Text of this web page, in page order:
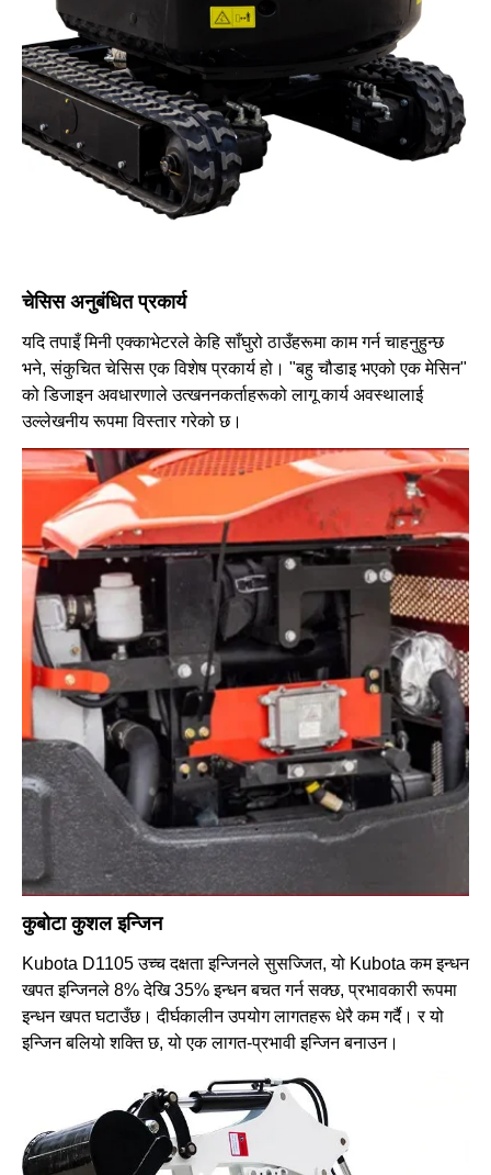
चेसिस अनुबंधित प्रकार्य
यदि तपाइँ मिनी एक्काभेटरले केहि साँघुरो ठाउँहरूमा काम गर्न चाहनुहुन्छ
भने, संकुचित चेसिस एक विशेष प्रकार्य हो। "बहु चौडाइ भएको एक मेसिन"
को डिजाइन अवधारणाले उत्खननकर्ताहरूको लागू कार्य अवस्थालाई
उल्लेखनीय रूपमा विस्तार गरेको छ।
कुबोटा कुशल इन्जिन
Kubota D1105 उच्च दक्षता इन्जिनले सुसज्जित, यो Kubota कम इन्धन
खपत इन्जिनले 8% देखि 35% इन्धन बचत गर्न सक्छ, प्रभावकारी रूपमा
इन्धन खपत घटाउँछ। दीर्घकालीन उपयोग लागतहरू धेरै कम गर्दै। र यो
इन्जिन बलियो शक्ति छ, यो एक लागत-प्रभावी इन्जिन बनाउन।